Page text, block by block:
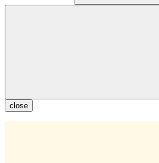
close